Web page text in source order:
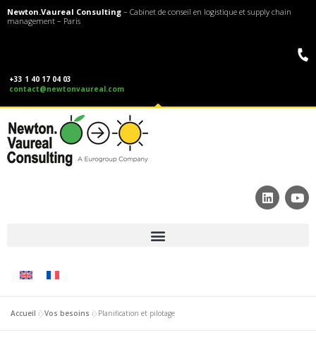
Newton.Vaureal Consulting – Cabinet de conseil en logistique et supply chain
management – Paris
+33 1 40 17 04 03
contact@newtonvaureal.com
Accueil »Vos besoins »Planification et pilotage